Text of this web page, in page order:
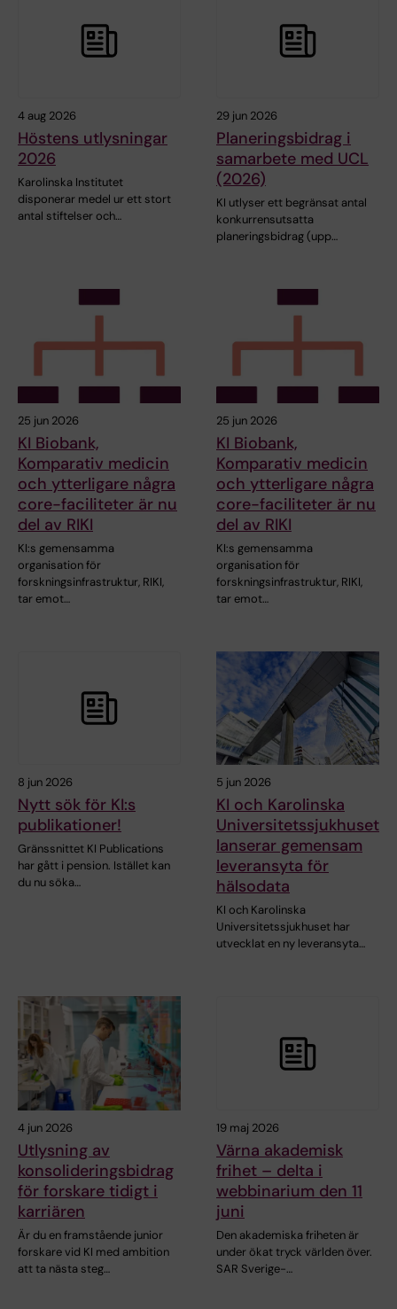
4 aug 2026
Höstens utlysningar
2026
Karolinska Institutet
disponerar medel ur ett stort
antal stiftelser och…
29 jun 2026
Planeringsbidrag i
samarbete med UCL
(2026)
KI utlyser ett begränsat antal
konkurrensutsatta
planeringsbidrag (upp…
25 jun 2026
KI Biobank,
Komparativ medicin
och ytterligare några
core-faciliteter är nu
del av RIKI
KI:s gemensamma
organisation för
forskningsinfrastruktur, RIKI,
tar emot…
25 jun 2026
KI Biobank,
Komparativ medicin
och ytterligare några
core-faciliteter är nu
del av RIKI
KI:s gemensamma
organisation för
forskningsinfrastruktur, RIKI,
tar emot…
8 jun 2026
Nytt sök för KI:s
publikationer!
Gränssnittet KI Publications
har gått i pension. Istället kan
du nu söka…
5 jun 2026
KI och Karolinska
Universitetssjukhuset
lanserar gemensam
leveransyta för
hälsodata
KI och Karolinska
Universitetssjukhuset har
utvecklat en ny leveransyta…
4 jun 2026
Utlysning av
konsolideringsbidrag
för forskare tidigt i
karriären
Är du en framstående junior
forskare vid KI med ambition
att ta nästa steg…
19 maj 2026
Värna akademisk
frihet – delta i
webbinarium den 11
juni
Den akademiska friheten är
under ökat tryck världen över.
SAR Sverige-…